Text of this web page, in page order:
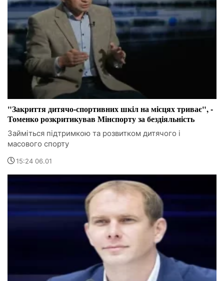
"Закриття дитячо-спортивних шкіл на місцях триває", -
Томенко розкритикував Мінспорту за бездіяльність
Займіться підтримкою та розвитком дитячого і
масового спорту
15:24 06.01